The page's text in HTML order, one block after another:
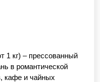
1 кг) – прессованный
в романтической
кафе и чайных